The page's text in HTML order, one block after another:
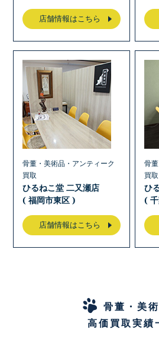
店舗情報はこちら
骨董・美術品・アンティーク
買取
ひるねこ堂 二又瀬店
( 福岡市東区 )
店舗情報はこちら
骨
買取
ひ
(
骨董・美
高価買取実績